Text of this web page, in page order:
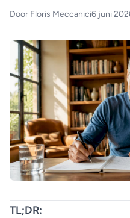
Door Floris Meccanici6 juni
TL;DR: